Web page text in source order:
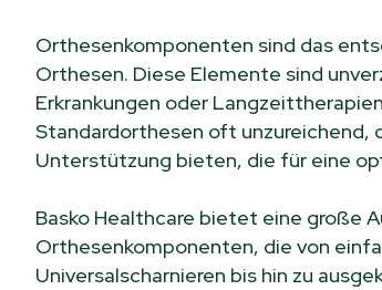
Orthesenkomponenten sind das
Orthesen. Diese Elemente sind
Erkrankungen oder
Standardorthesen oft unzureichend,
Unterstützung bieten, die für eine
Basko Healthcare bietet eine große
Orthesenkomponenten, die von
Universalscharnieren bis hin zu